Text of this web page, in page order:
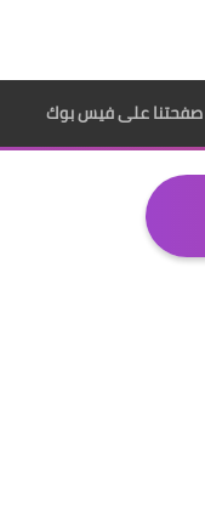
صفحتنا على فيس بوك